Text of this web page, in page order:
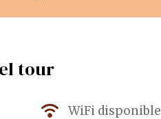
tour
WiFi disponible